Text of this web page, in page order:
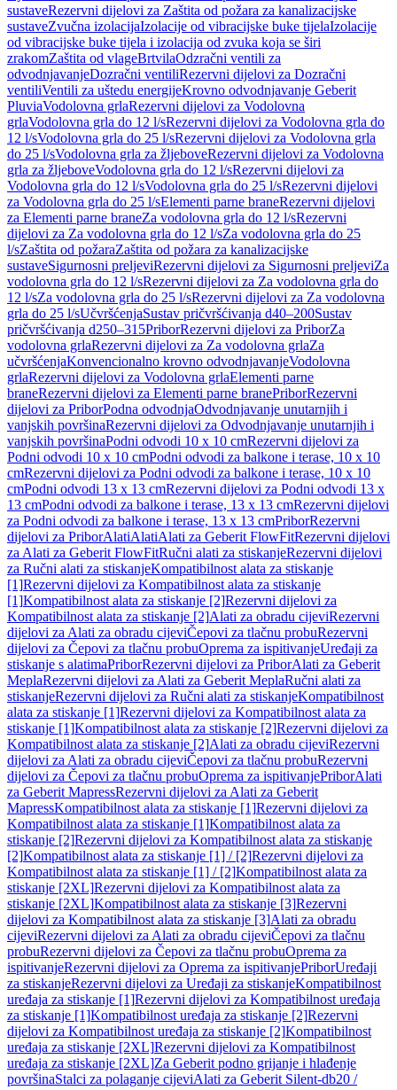
sustaveRezervni dijelovi za Zaštita od požara za kanalizacijske
sustaveZvučna izolacijaIzolacije od vibracijske buke tijelaIzolacije
od vibracijske buke tijela i izolacija od zvuka koja se širi
zrakomZaštita od vlageBrtvilaOdzračni ventili za
odvodnjavanjeDozračni ventiliRezervni dijelovi za Dozračni
ventiliVentili za uštedu energijeKrovno odvodnjavanje Geberit
PluviaVodolovna grlaRezervni dijelovi za Vodolovna
grlaVodolovna grla do 12 l/sRezervni dijelovi za Vodolovna grla do
12 l/sVodolovna grla do 25 l/sRezervni dijelovi za Vodolovna grla
do 25 l/sVodolovna grla za žljeboveRezervni dijelovi za Vodolovna
grla za žljeboveVodolovna grla do 12 l/sRezervni dijelovi za
Vodolovna grla do 12 l/sVodolovna grla do 25 l/sRezervni dijelovi
za Vodolovna grla do 25 l/sElementi parne braneRezervni dijelovi
za Elementi parne braneZa vodolovna grla do 12 l/sRezervni
dijelovi za Za vodolovna grla do 12 l/sZa vodolovna grla do 25
l/sZaštita od požaraZaštita od požara za kanalizacijske
sustaveSigurnosni preljeviRezervni dijelovi za Sigurnosni preljeviZa
vodolovna grla do 12 l/sRezervni dijelovi za Za vodolovna grla do
12 l/sZa vodolovna grla do 25 l/sRezervni dijelovi za Za vodolovna
grla do 25 l/sUčvršćenjaSustav pričvršćivanja d40–200Sustav
pričvršćivanja d250–315PriborRezervni dijelovi za PriborZa
vodolovna grlaRezervni dijelovi za Za vodolovna grlaZa
učvršćenjaKonvencionalno krovno odvodnjavanjeVodolovna
grlaRezervni dijelovi za Vodolovna grlaElementi parne
braneRezervni dijelovi za Elementi parne branePriborRezervni
dijelovi za PriborPodna odvodnjaOdvodnjavanje unutarnjih i
vanjskih površinaRezervni dijelovi za Odvodnjavanje unutarnjih i
vanjskih površinaPodni odvodi 10 x 10 cmRezervni dijelovi za
Podni odvodi 10 x 10 cmPodni odvodi za balkone i terase, 10 x 10
cmRezervni dijelovi za Podni odvodi za balkone i terase, 10 x 10
cmPodni odvodi 13 x 13 cmRezervni dijelovi za Podni odvodi 13 x
13 cmPodni odvodi za balkone i terase, 13 x 13 cmRezervni dijelovi
za Podni odvodi za balkone i terase, 13 x 13 cmPriborRezervni
dijelovi za PriborAlatiAlatiAlati za Geberit FlowFitRezervni dijelovi
za Alati za Geberit FlowFitRučni alati za stiskanjeRezervni dijelovi
za Ručni alati za stiskanjeKompatibilnost alata za stiskanje
[1]Rezervni dijelovi za Kompatibilnost alata za stiskanje
[1]Kompatibilnost alata za stiskanje [2]Rezervni dijelovi za
Kompatibilnost alata za stiskanje [2]Alati za obradu cijeviRezervni
dijelovi za Alati za obradu cijeviČepovi za tlačnu probuRezervni
dijelovi za Čepovi za tlačnu probuOprema za ispitivanjeUređaji za
stiskanje s alatimaPriborRezervni dijelovi za PriborAlati za Geberit
MeplaRezervni dijelovi za Alati za Geberit MeplaRučni alati za
stiskanjeRezervni dijelovi za Ručni alati za stiskanjeKompatibilnost
alata za stiskanje [1]Rezervni dijelovi za Kompatibilnost alata za
stiskanje [1]Kompatibilnost alata za stiskanje [2]Rezervni dijelovi za
Kompatibilnost alata za stiskanje [2]Alati za obradu cijeviRezervni
dijelovi za Alati za obradu cijeviČepovi za tlačnu probuRezervni
dijelovi za Čepovi za tlačnu probuOprema za ispitivanjePriborAlati
za Geberit MapressRezervni dijelovi za Alati za Geberit
MapressKompatibilnost alata za stiskanje [1]Rezervni dijelovi za
Kompatibilnost alata za stiskanje [1]Kompatibilnost alata za
stiskanje [2]Rezervni dijelovi za Kompatibilnost alata za stiskanje
[2]Kompatibilnost alata za stiskanje [1] / [2]Rezervni dijelovi za
Kompatibilnost alata za stiskanje [1] / [2]Kompatibilnost alata za
stiskanje [2XL]Rezervni dijelovi za Kompatibilnost alata za
stiskanje [2XL]Kompatibilnost alata za stiskanje [3]Rezervni
dijelovi za Kompatibilnost alata za stiskanje [3]Alati za obradu
cijeviRezervni dijelovi za Alati za obradu cijeviČepovi za tlačnu
probuRezervni dijelovi za Čepovi za tlačnu probuOprema za
ispitivanjeRezervni dijelovi za Oprema za ispitivanjePriborUređaji
za stiskanjeRezervni dijelovi za Uređaji za stiskanjeKompatibilnost
uređaja za stiskanje [1]Rezervni dijelovi za Kompatibilnost uređaja
za stiskanje [1]Kompatibilnost uređaja za stiskanje [2]Rezervni
dijelovi za Kompatibilnost uređaja za stiskanje [2]Kompatibilnost
uređaja za stiskanje [2XL]Rezervni dijelovi za Kompatibilnost
uređaja za stiskanje [2XL]Za Geberit podno grijanje i hlađenje
površinaStalci za polaganje cijeviAlati za Geberit Silent-db20 /